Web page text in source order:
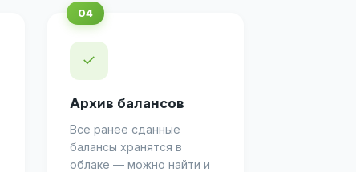
✓
Архив балансов
Все ранее сданные
балансы хранятся в
облаке — можно найти и